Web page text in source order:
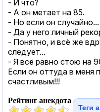
- И что?
- А он метает на 85.
- Но если он случайно...
- Да у него личный
- Понятно, и всё же
следует...
- Я всё равно стою на
Если он оттуда в меня
счастливым!!!
Рейтинг анекдота
Теги